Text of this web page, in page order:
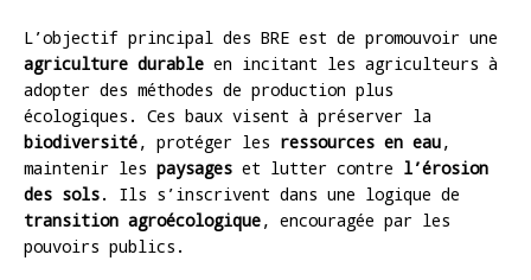
L’objectif principal des BRE est de promouvoir une
agriculture durable en incitant les agriculteurs à
adopter des méthodes de production plus
écologiques. Ces baux visent à préserver la
biodiversité, protéger les ressources en eau,
maintenir les paysages et lutter contre l’érosion
des sols. Ils s’inscrivent dans une logique de
transition agroécologique, encouragée par les
pouvoirs publics.